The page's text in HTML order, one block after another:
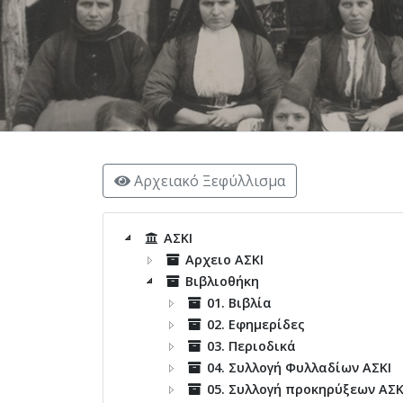
Αρχειακό Ξεφύλλισμα
ΑΣΚΙ
Αρχειο ΑΣΚΙ
Βιβλιοθήκη
01. Βιβλία
02. Εφημερίδες
03. Περιοδικά
04. Συλλογή Φυλλαδίων ΑΣΚΙ
05. Συλλογή προκηρύξεων